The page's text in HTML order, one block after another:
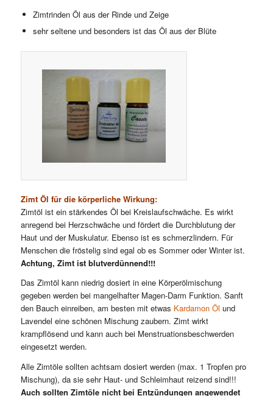
Zimtrinden Öl aus der Rinde und Zeige
sehr seltene und besonders ist das Öl aus der Blüte
Zimt Öl für die körperliche Wirkung:
Zimtöl ist ein stärkendes Öl bei Kreislaufschwäche. Es wirkt
anregend bei Herzschwäche und fördert die Durchblutung der
Haut und der Muskulatur. Ebenso ist es schmerzlindern. Für
Menschen die fröstelig sind egal ob es Sommer oder Winter ist.
Achtung, Zimt ist blutverdünnend!!!
Das Zimtöl kann niedrig dosiert in eine Körperölmischung
gegeben werden bei mangelhafter Magen-Darm Funktion. Sanft
den Bauch einreiben, am besten mit etwas Kardamon Öl und
Lavendel eine schönen Mischung zaubern. Zimt wirkt
krampflösend und kann auch bei Menstruationsbeschwerden
eingesetzt werden.
Alle Zimtöle sollten achtsam dosiert werden (max. 1 Tropfen pro
Mischung), da sie sehr Haut- und Schleimhaut reizend sind!!!
Auch sollten Zimtöle nicht bei Entzündungen angewendet